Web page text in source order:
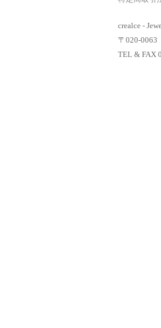
crealce -
〒020-
TEL & FAX